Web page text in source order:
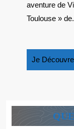
aventure de
Toulouse »
Je